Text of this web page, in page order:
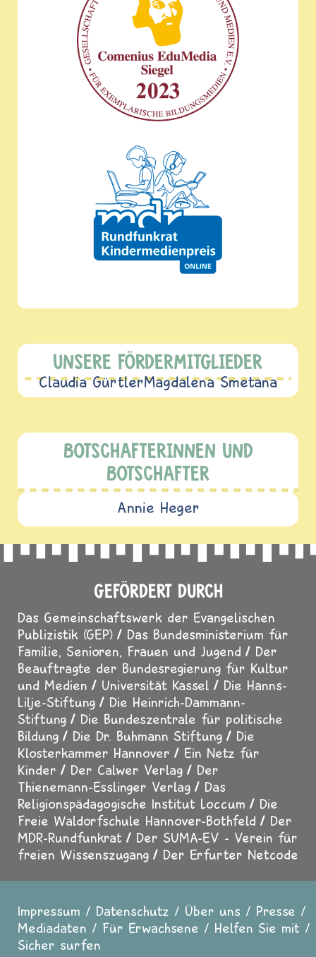
UNSERE FÖRDERMITGLIEDER
Claudia GürtlerMagdalena Smetana
BOTSCHAFTERINNEN UND
BOTSCHAFTER
Annie Heger
GEFÖRDERT DURCH
Das Gemeinschaftswerk der Evangelischen
Publizistik (GEP)
Das Bundesministerium für
Familie, Senioren, Frauen und Jugend
Der
Beauftragte der Bundesregierung für Kultur
und Medien
Universität Kassel
Die Hanns-
Lilje-Stiftung
Die Heinrich-Dammann-
Stiftung
Die Bundeszentrale für politische
Bildung
Die Dr. Buhmann Stiftung
Die
Klosterkammer Hannover
Ein Netz für
Kinder
Der Calwer Verlag
Der
Thienemann-Esslinger Verlag
Das
Religionspädagogische Institut Loccum
Die
Freie Waldorfschule Hannover-Bothfeld
Der
MDR-Rundfunkrat
Der SUMA-EV - Verein für
freien Wissenszugang
Der Erfurter Netcode
Fußzeile
Impressum Datenschutz Über uns
Presse
Mediadaten
Für Erwachsene
Helfen Sie mit
Sicher surfen